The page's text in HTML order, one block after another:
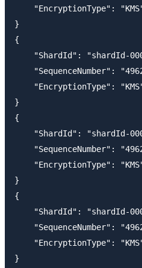
"EncryptionType":
}
{
"ShardId": "shardId-
"SequenceNumber":
"EncryptionType":
}
{
"ShardId": "shardId-
"SequenceNumber":
"EncryptionType":
}
{
"ShardId": "shardId-
"SequenceNumber":
"EncryptionType":
}